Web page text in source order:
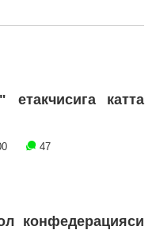
катта
47
конфедерацияси